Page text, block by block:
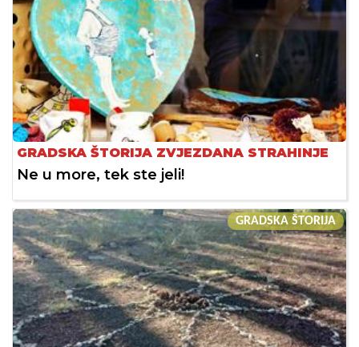
GRADSKA ŠTORIJA ZVJEZDANA STRAHINJE
Ne u more, tek ste jeli!
GRADSKA ŠTORIJA